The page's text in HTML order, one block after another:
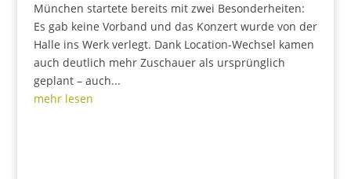
München startete bereits mit zwei Besonderheiten:
Es gab keine Vorband und das Konzert wurde von der
Halle ins Werk verlegt. Dank Location-Wechsel kamen
auch deutlich mehr Zuschauer als ursprünglich
geplant – auch...
mehr lesen